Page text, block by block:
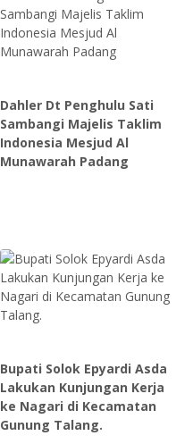
Dahler Dt Penghulu Sati
Sambangi Majelis Taklim
Indonesia Mesjud Al
Munawarah Padang
Bupati Solok Epyardi Asda
Lakukan Kunjungan Kerja
ke Nagari di Kecamatan
Gunung Talang.